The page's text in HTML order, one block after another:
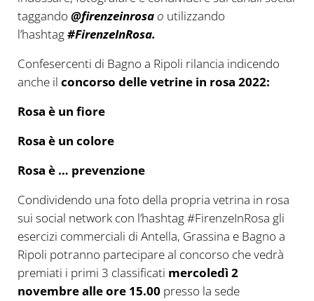
taggando @firenzeinrosao utilizzando
l’hashtag#FirenzeInRosa.
Confesercenti di Bagno a Ripoli rilancia indicendo
anche il concorso delle vetrine in rosa 2022:
Rosa è un fiore
Rosa è un colore
Rosa è … prevenzione
Condividendo una foto della propria vetrina in rosa
sui social network con l’hashtag #FirenzeInRosa gli
esercizi commerciali di Antella, Grassina e Bagno a
Ripoli potranno partecipare al concorso che vedrà
premiati i primi 3 classificati mercoledì 2
novembre alle ore 15.00 presso la sede